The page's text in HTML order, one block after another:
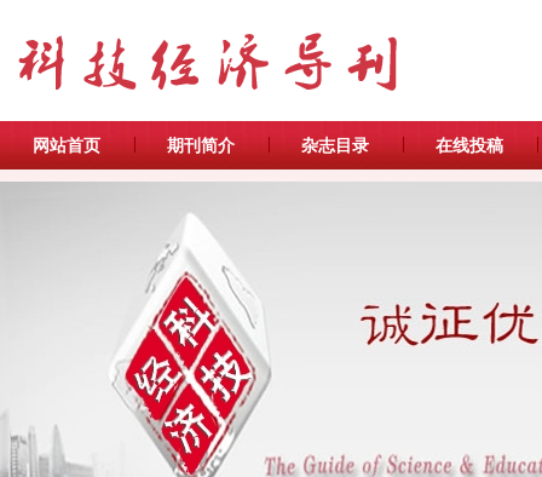
网站首页 期刊简介 杂志目录 在线投稿